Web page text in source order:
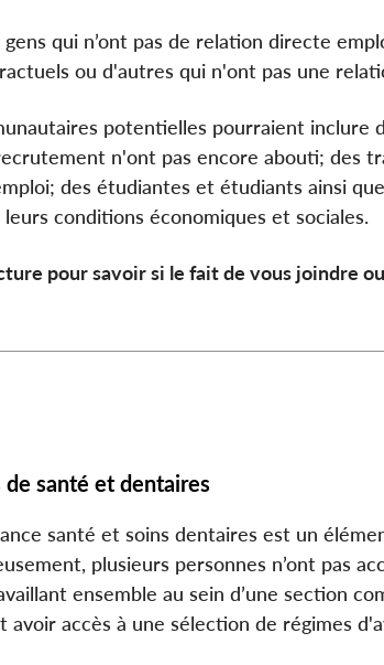
qui n’ont pas de relation directe
ou d'autres qui n'ont pas une
potentielles pourraient inclure
n'ont pas encore abouti; des
des étudiantes et étudiants ainsi
conditions économiques et sociales.
pour savoir si le fait de vous joindre
de santé et dentaires
santé et soins dentaires est un
plusieurs personnes n’ont pas
ensemble au sein d’une section
avoir accès à une sélection de régimes